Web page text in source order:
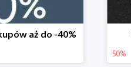
aż do -40%
50%